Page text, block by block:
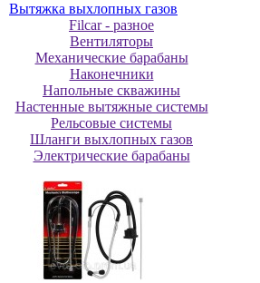
Вытяжка выхлопных газов
Filcar - разное
Вентиляторы
Механические барабаны
Наконечники
Напольные скважины
Настенные вытяжные системы
Рельсовые системы
Шланги выхлопных газов
Электрические барабаны